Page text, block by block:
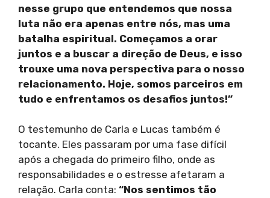
nesse grupo que entendemos que nossa
luta não era apenas entre nós, mas uma
batalha espiritual. Começamos a orar
juntos e a buscar a direção de Deus, e isso
trouxe uma nova perspectiva para o nosso
relacionamento. Hoje, somos parceiros em
tudo e enfrentamos os desafios juntos!”
O testemunho de Carla e Lucas também é
tocante. Eles passaram por uma fase difícil
após a chegada do primeiro filho, onde as
responsabilidades e o estresse afetaram a
relação. Carla conta: “Nos sentimos tão